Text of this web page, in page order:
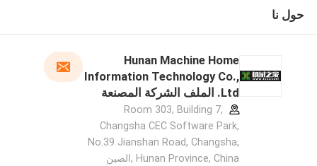
حول نا
Hunan Machine Home
Information Technology Co.,
Ltd. الملف الشركة المصنعة
Room 303, Building 7,
Changsha CEC Software Park,
No.39 Jianshan Road, Changsha,
Hunan Province, China ,الصين